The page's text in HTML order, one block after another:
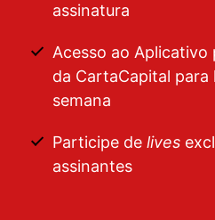
assinatura
Acesso ao Aplicativo
da CartaCapital para
semana
Participe de lives
assinantes